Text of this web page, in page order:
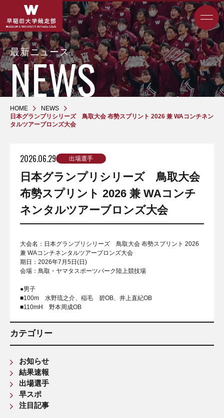
最新ニュース
HOME
NEWS
日本グランプリシリーズ 鳥取大会 布勢スプリント 2026 兼 WAコンチネン
タルツアーブロンズ大会
2026.06.29 出場選手
日本グランプリシリーズ 鳥取大会
布勢スプリント 2026 兼 WAコンチ
ネンタルツアーブロンズ大会
大会名：日本グランプリシリーズ 鳥取大会 布勢スプリント 2026
兼 WAコンチネンタルツアーブロンズ大会
期日：2026年7月5日(日)
会場：鳥取・ヤマタスポーツパーク陸上競技場
●男子
■100m 水野琉之介、稲毛 碧OB、井上直紀OB
■110mH 野本周成OB
カテゴリー
お知らせ
結果速報
出場選手
早スポ
注目記事